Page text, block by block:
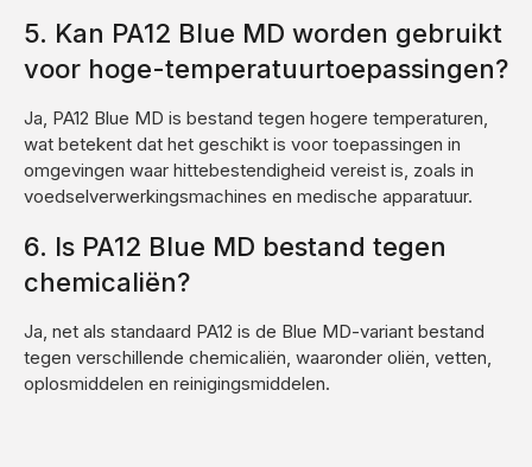
5. Kan PA12 Blue MD worden gebruikt
voor hoge-temperatuurtoepassingen?
Ja, PA12 Blue MD is bestand tegen hogere temperaturen,
wat betekent dat het geschikt is voor toepassingen in
omgevingen waar hittebestendigheid vereist is, zoals in
voedselverwerkingsmachines en medische apparatuur.
6. Is PA12 Blue MD bestand tegen
chemicaliën?
Ja, net als standaard PA12 is de Blue MD-variant bestand
tegen verschillende chemicaliën, waaronder oliën, vetten,
oplosmiddelen en reinigingsmiddelen.